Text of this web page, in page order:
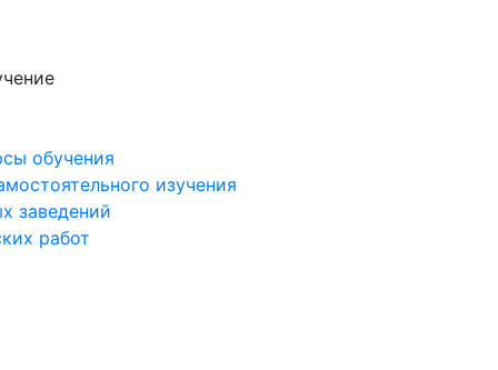
обучения
изучения
заведений
работ